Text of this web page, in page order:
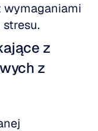
wymaganiami
z
z